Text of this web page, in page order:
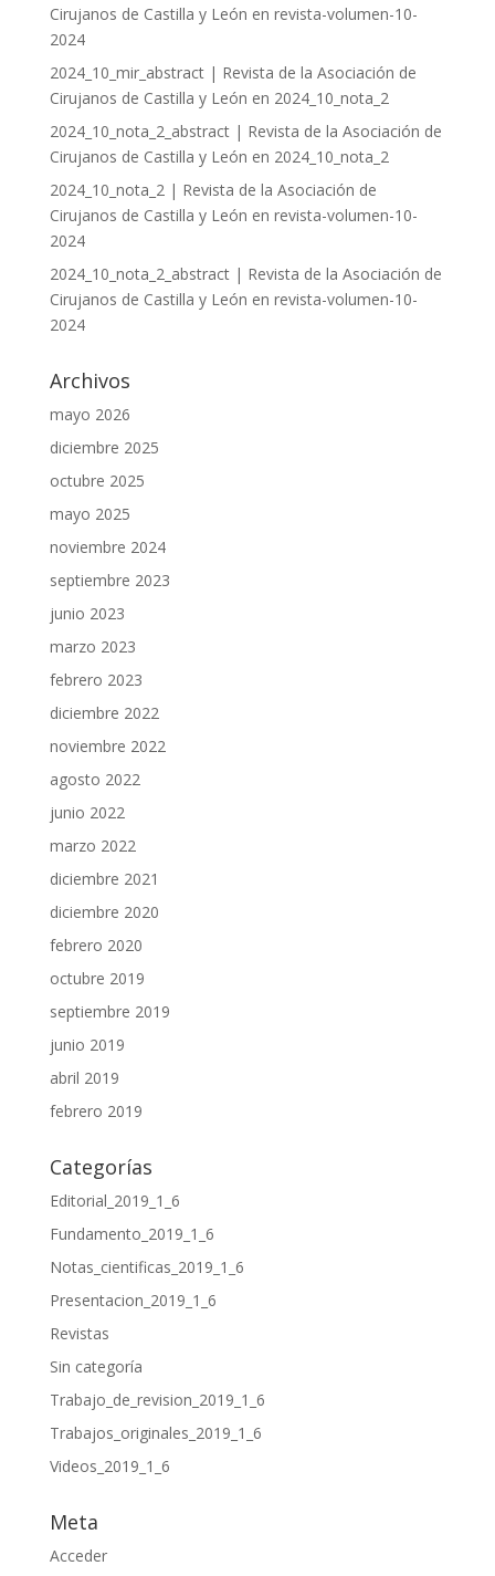
Cirujanos de Castilla y León en revista-volumen-10-
2024
2024_10_mir_abstract | Revista de la Asociación de
Cirujanos de Castilla y León en 2024_10_nota_2
2024_10_nota_2_abstract | Revista de la Asociación de
Cirujanos de Castilla y León en 2024_10_nota_2
2024_10_nota_2 | Revista de la Asociación de
Cirujanos de Castilla y León en revista-volumen-10-
2024
2024_10_nota_2_abstract | Revista de la Asociación de
Cirujanos de Castilla y León en revista-volumen-10-
2024
Archivos
mayo 2026
diciembre 2025
octubre 2025
mayo 2025
noviembre 2024
septiembre 2023
junio 2023
marzo 2023
febrero 2023
diciembre 2022
noviembre 2022
agosto 2022
junio 2022
marzo 2022
diciembre 2021
diciembre 2020
febrero 2020
octubre 2019
septiembre 2019
junio 2019
abril 2019
febrero 2019
Categorías
Editorial_2019_1_6
Fundamento_2019_1_6
Notas_cientificas_2019_1_6
Presentacion_2019_1_6
Revistas
Sin categoría
Trabajo_de_revision_2019_1_6
Trabajos_originales_2019_1_6
Videos_2019_1_6
Meta
Acceder